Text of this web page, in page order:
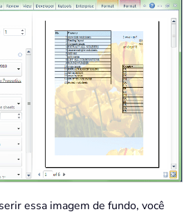
essa imagem de fundo, você